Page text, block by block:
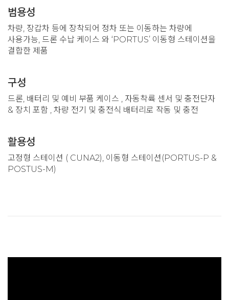
범용성
차량, 장갑차 등에 장착되어 정차 또는 이동하는 차량에
사용가능, 드론 수납 케이스 와 ‘PORTUS’ 이동형 스테이션을
결합한 제품
구성
드론, 배터리 및 예비 부품 케이스 , 자동착륙 센서 및 충전단자
& 장치 포함 , 차량 전기 및 충전식 배터리로 작동 및 충전
활용성
고정형 스테이션 ( CUNA2), 이동형 스테이션(PORTUS-P &
POSTUS-M)